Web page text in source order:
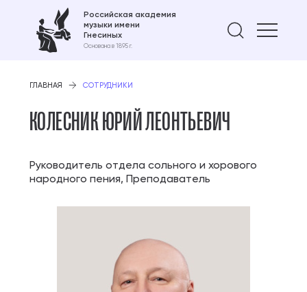
Российская академия
музыки имени
Гнесиных
Основана в 1895 г.
Найти
ГЛАВНАЯ СОТРУДНИКИ
КОЛЕСНИК ЮРИЙ ЛЕОНТЬЕВИЧ
Руководитель отдела сольного и хорового
народного пения, Преподаватель